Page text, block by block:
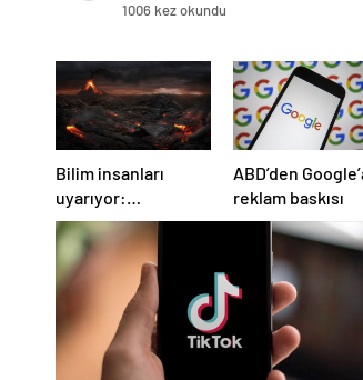
1006 kez okundu
Bilim insanları
uyarıyor:
Potansiyel patlama
2025’te bekleniyor!
ABD’den
reklam baskısı